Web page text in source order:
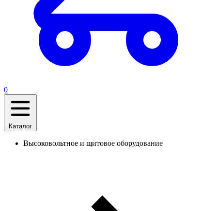
0
Каталог
Высоковольтное и щитовое оборудование